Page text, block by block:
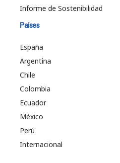
Informe de Sostenibilidad
Países
España
Argentina
Chile
Colombia
Ecuador
México
Perú
Internacional